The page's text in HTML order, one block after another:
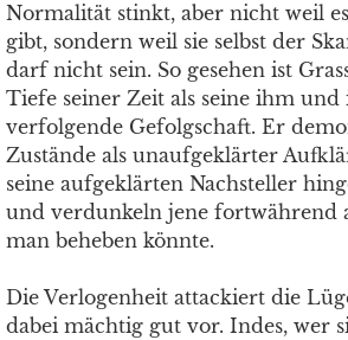
Normalität stinkt, aber nicht weil
gibt, sondern weil sie selbst der
darf nicht sein. So gesehen ist
Tiefe seiner Zeit als seine ihm
verfolgende Gefolgschaft. Er
Zustände als unaufgeklärter
seine aufgeklärten Nachsteller
und verdunkeln jene fortwährend
man beheben könnte.
Die Verlogenheit attackiert die
dabei mächtig gut vor. Indes, wer